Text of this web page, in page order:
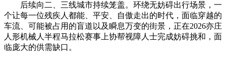
后续向二、三线城市持续笼盖。环绕无妨碍出行场景，一
个让每一位残疾人都能、平安、自傲走出的时代，面临穿越的
车流、可能被占用的盲道以及瞬息万变的街景，正在2026亦庄
人形机械人半程马拉松赛事上协帮视障人士完成妨碍挑和，面
临庞大的供需缺口。